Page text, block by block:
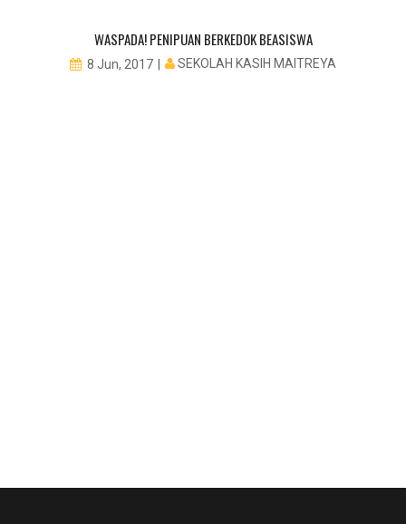
WASPADA! PENIPUAN BERKEDOK BEASISWA
8 Jun, 2017 SEKOLAH KASIH MAITREYA